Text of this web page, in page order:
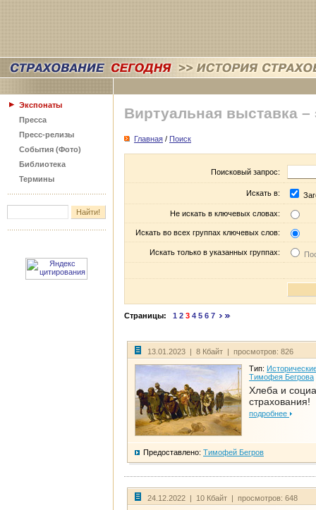
Экспонаты
Пресса
Пресс-релизы
События (Фото)
Библиотека
Термины
Виртуальная выставка –
Главная / Поиск
Поисковый запрос:
Искать в:
Не искать в ключевых словах:
Искать во всех группах ключевых слов:
Искать только в указанных группах:
Страницы: 1 2 3 4 5 6 7
13.01.2023 | 8 Кбайт | просмотров: 826
Тип:
Тимофея Бегрова
Хлеба и
страхования!
подробнее
Предоставлено: Тимофей Бегров
24.12.2022 | 10 Кбайт | просмотров: 648